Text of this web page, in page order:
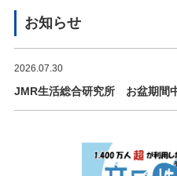
お知らせ
2026.07.30
JMR生活総合研究所 お盆期間